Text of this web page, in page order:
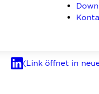
(Link öffnet in